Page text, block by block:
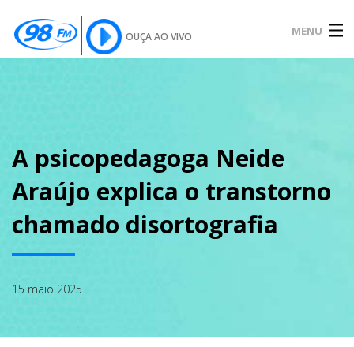
OUÇA AO VIVO MENU
SOBRE
NOTÍCIAS
A psicopedagoga Neide
Araújo explica o transtorno
chamado disortografia
15 maio 2025